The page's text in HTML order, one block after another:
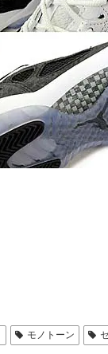
モノトーン